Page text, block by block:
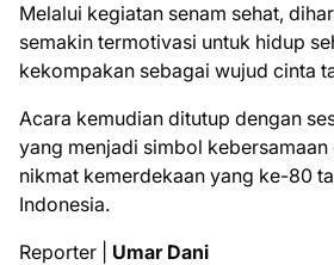
Melalui kegiatan senam sehat,
semakin termotivasi untuk hidup
kekompakan sebagai wujud cinta
Acara kemudian ditutup dengan
yang menjadi simbol kebersamaan
nikmat kemerdekaan yang ke-80
Indonesia.
Reporter | Umar Dani